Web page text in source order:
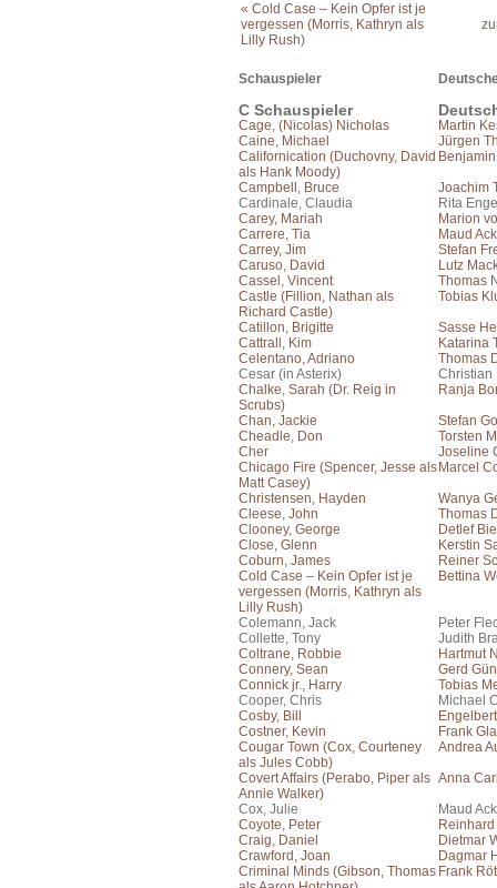
« Cold Case – Kein Opfer ist je
vergessen (Morris, Kathryn als
Lilly Rush)
Schauspieler
C Schauspieler
Cage, (Nicolas) Nicholas
Martin
Caine, Michael
Jürgen
Californication (Duchovny, David
als Hank Moody)
Campbell, Bruce
Joachim
Cardinale, Claudia
Rita
Carey, Mariah
Marion
Carrere, Tia
Maud
Carrey, Jim
Stefan
Caruso, David
Lutz
Cassel, Vincent
Thomas
Castle (Fillion, Nathan als
Richard Castle)
Tobias
Catillon, Brigitte
Sasse
Cattrall, Kim
Katarina
Celentano, Adriano
Thomas
Cesar (in Asterix)
Christian
Chalke, Sarah (Dr. Reig in
Scrubs)
Ranja
Chan, Jackie
Stefan
Cheadle, Don
Torsten
Cher
Joseline
Chicago Fire (Spencer, Jesse als
Matt Casey)
Marcel
Christensen, Hayden
Wanya
Cleese, John
Thomas
Clooney, George
Detlef
Close, Glenn
Kerstin
Coburn, James
Reiner
Cold Case – Kein Opfer ist je
vergessen (Morris, Kathryn als
Lilly Rush)
Bettina
Colemann, Jack
Peter
Collette, Tony
Judith
Coltrane, Robbie
Hartmut
Connery, Sean
Gerd
Connick jr., Harry
Tobias
Cooper, Chris
Michael
Cosby, Bill
Costner, Kevin
Frank
Cougar Town (Cox, Courteney
als Jules Cobb)
Andrea
Covert Affairs (Perabo, Piper als
Annie Walker)
Anna
Cox, Julie
Maud
Coyote, Peter
Craig, Daniel
Dietmar
Crawford, Joan
Dagmar
Criminal Minds (Gibson, Thomas Frank